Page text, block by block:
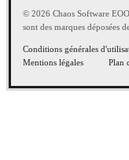
© 2026 Chaos Software
sont des marques déposées
Conditions générales
Mentions légales
Plan